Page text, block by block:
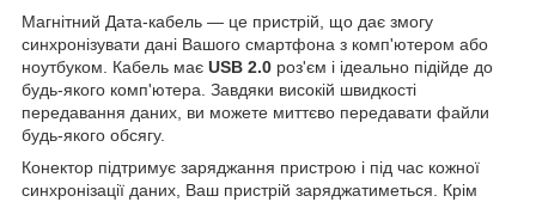
Магнітний Дата-кабель — це пристрій, що дає змогу
синхронізувати дані Вашого смартфона з комп'ютером або
ноутбуком. Кабель має USB 2.0 роз'єм і ідеально підійде до
будь-якого комп'ютера. Завдяки високій швидкості
передавання даних, ви можете миттєво передавати файли
будь-якого обсягу.
Конектор підтримує заряджання пристрою і під час кожної
синхронізації даних, Ваш пристрій заряджатиметься. Крім